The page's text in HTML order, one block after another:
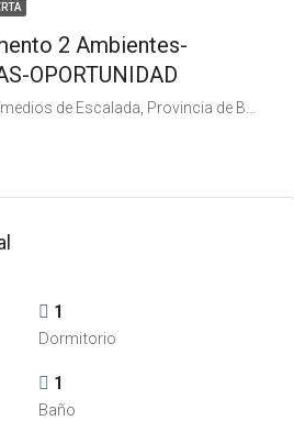
2 Ambientes-
OPORTUNIDAD
Escalada, Provincia de Buenos Aires, Argentina
1
Dormitorio
1
Baño